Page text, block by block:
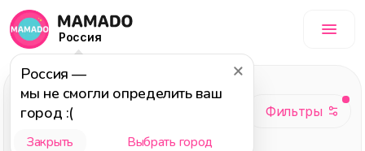
Россия
Россия —
мы не смогли определить ваш
город :(
Закрыть Выбрать город
Досуг, темы:
Взрослым, Тесты,
2025, Куда летом